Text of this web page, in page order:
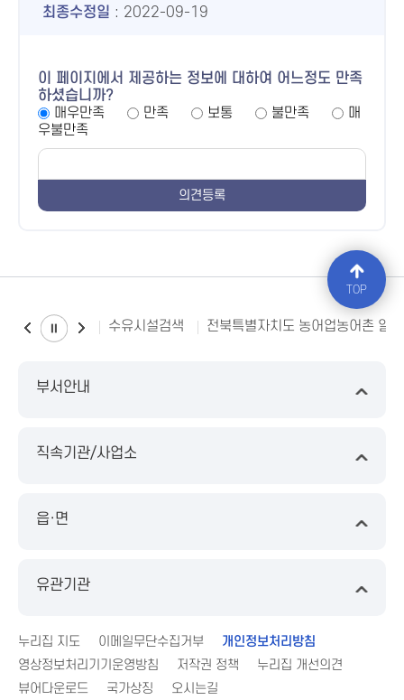
최종수정일 : 2022-09-19
이 페이지에서 제공하는 정보에 대하여 어느정도 만족
하셨습니까?
매우만족
만족 보통 불만족
매
우불만족
수유시설검색 전북특별자치도 농어업농어촌 일
부서안내
직속기관/사업소
읍·면
유관기관
누리집 지도 이메일무단수집거부
개인정보처리방침
영상정보처리기기운영방침
저작권 정책
누리집 개선의견
뷰어다운로드
국가상징 오시는길
TOP